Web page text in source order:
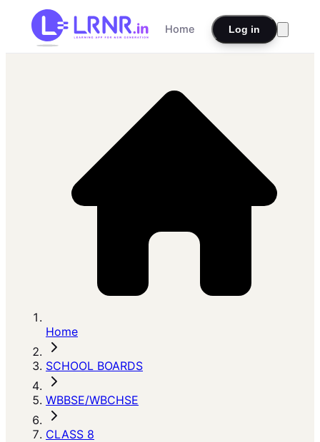
Home Log in
Home
SCHOOL BOARDS
WBBSE/WBCHSE
CLASS 8